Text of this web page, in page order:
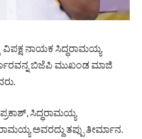
ನಾಯಕ ಸಿದ್ಧರಾಮಯ್ಯ
ಬಿಜೆಪಿ ಮುಖಂಡ ಮಾಜಿ
ಸಿದ್ಧರಾಮಯ್ಯ
ಅವರದ್ದು ತಪ್ಪು ತೀರ್ಮಾನ.